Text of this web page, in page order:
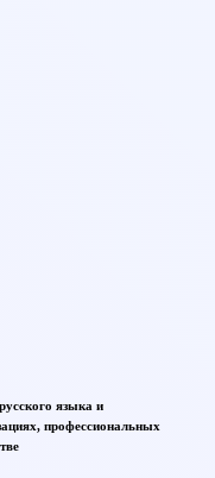
языка и
профессиональных